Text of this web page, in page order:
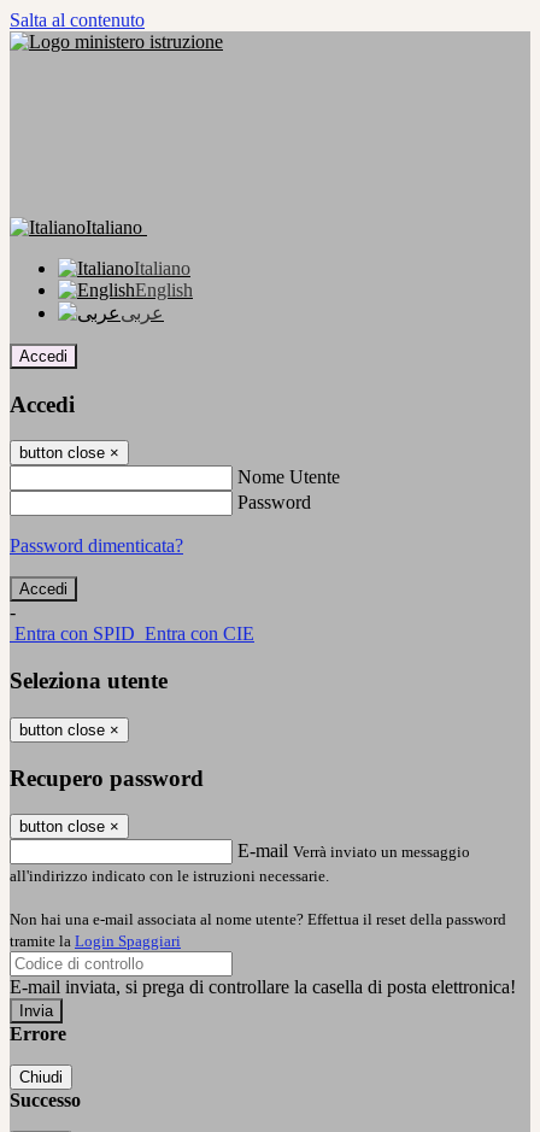
Salta al contenuto
Italiano
Italiano
English
عربى
Accedi
Accedi
button close ×
Nome Utente
Password
Password dimenticata?
-
Entra con SPID Entra con CIE
Seleziona utente
button close ×
Recupero password
button close ×
E-mail Verrà inviato un messaggio
all'indirizzo indicato con le istruzioni necessarie.
Non hai una e-mail associata al nome utente? Effettua il reset della password
tramite la Login Spaggiari
E-mail inviata, si prega di controllare la casella di posta elettronica!
Errore
Chiudi
Successo